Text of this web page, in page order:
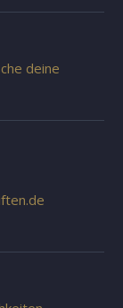
deine